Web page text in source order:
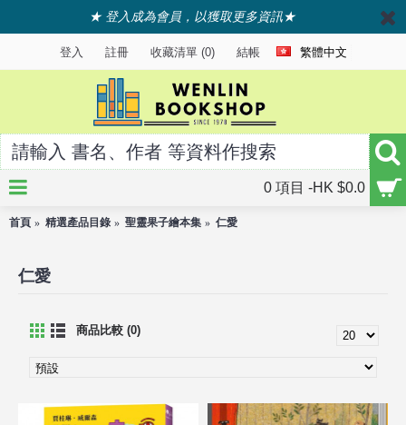
★ 登入成為會員，以獲取更多資訊★
登入 註冊 收藏清單 (0) 結帳 繁體中文
0 項目 -HK $0.0
首頁 精選產品目錄 聖靈果子繪本集 仁愛
仁愛
商品比較 (0)